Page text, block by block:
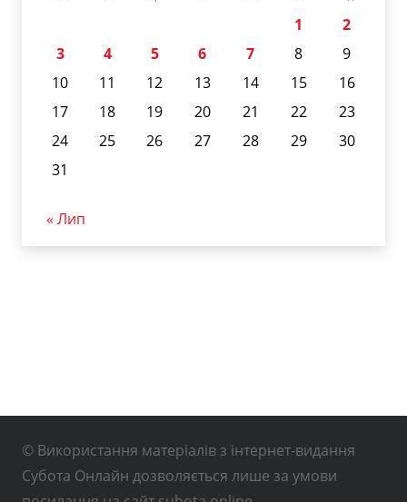
1
2
3
4 5 6 7 8
9
10
11 12 13 14 15
16
17
18 19 20 21 22
23
24
25 26 27 28 29
30
31
« Лип
© Використання матеріалів з інтернет-видання
Субота Онлайн дозволяється лише за умови